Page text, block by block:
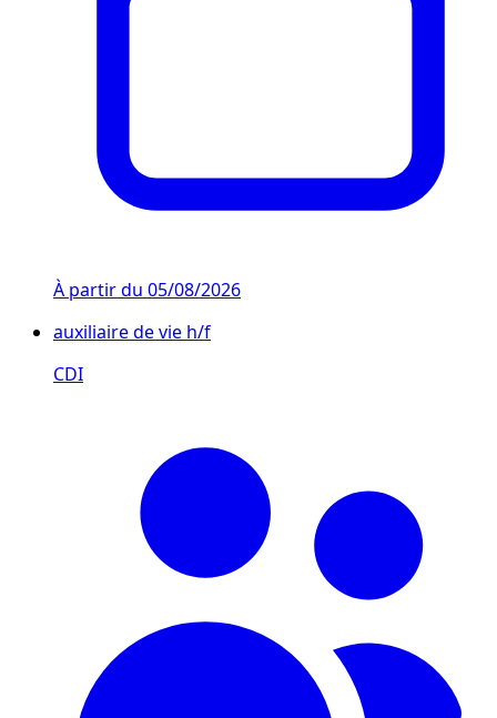
À partir du 05/08/2026
auxiliaire de vie h/f
CDI